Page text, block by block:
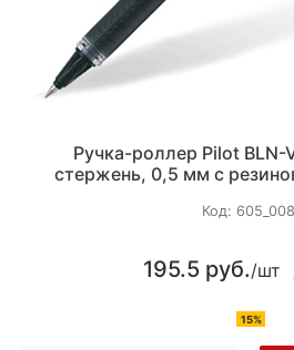
Ручка-роллер Pilot BLN-
стержень, 0,5 мм с
Код: 605_008
195.5 руб./шт
15%